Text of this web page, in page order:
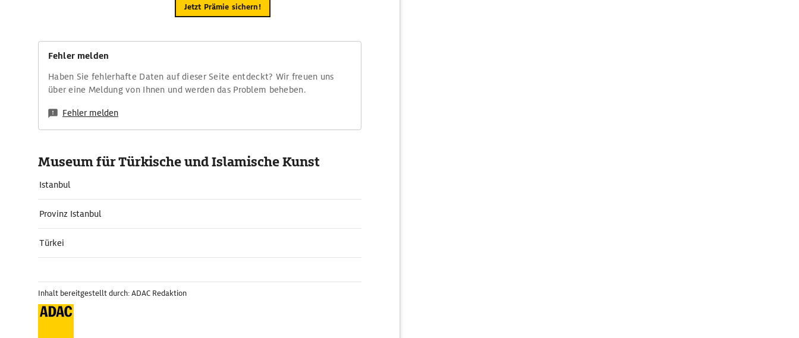
Jetzt Prämie sichern!
Fehler melden
Haben Sie fehlerhafte Daten auf dieser Seite entdeckt? Wir freuen uns
über eine Meldung von Ihnen und werden das Problem beheben.
Fehler melden
Museum für Türkische und Islamische Kunst
Istanbul
Provinz Istanbul
Türkei
Inhalt bereitgestellt durch: ADAC Redaktion